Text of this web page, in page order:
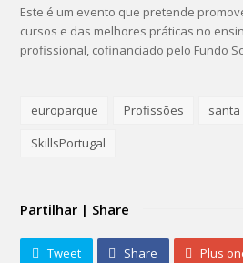
Este é um evento que pretende
cursos e das melhores práticas no
profissional, cofinanciado pelo Fundo
europarque Profissões
SkillsPortugal
Partilhar | Share
Tweet Share Plus